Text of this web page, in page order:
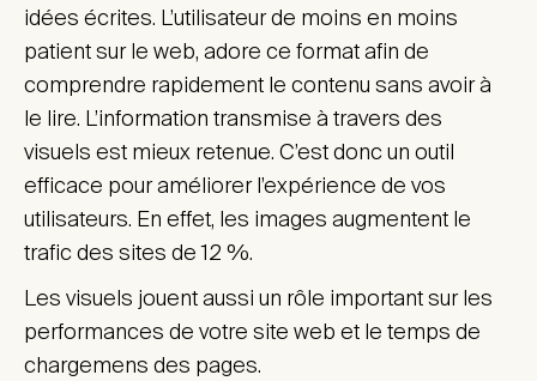
idées écrites. L’utilisateur de moins en moins
patient sur le web, adore ce format afin de
comprendre rapidement le contenu sans avoir à
le lire. L’information transmise à travers des
visuels est mieux retenue. C’est donc un outil
efficace pour améliorer l’expérience de vos
utilisateurs. En effet, les images augmentent le
trafic des sites de 12 %.
Les visuels jouent aussi un rôle important sur les
performances de votre site web et le temps de
chargemens des pages.